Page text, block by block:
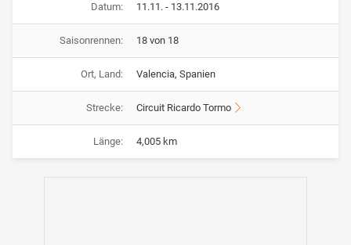
Datum: 11.11. - 13.11.2016
Saisonrennen: 18 von 18
Ort, Land: Valencia, Spanien
Strecke: Circuit Ricardo Tormo
Länge: 4,005 km